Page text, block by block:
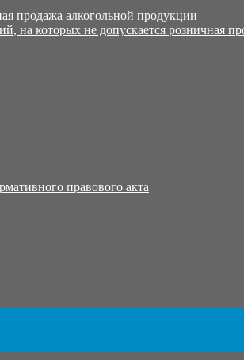
продажа алкогольной продукции
на которых не допускается розничная
правового акта